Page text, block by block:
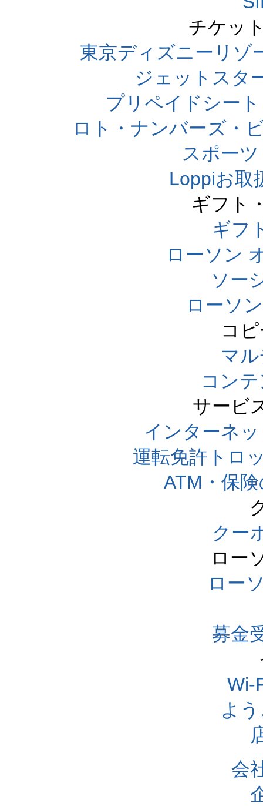
チケッ
東京ディズニーリゾ
ジェットスタ
プリペイドシー
ロト・ナンバーズ・
スポー
Loppiお取
ギフト
ギフ
ローソン
ソー
ローソ
コ
マ
コン
サービ
インターネ
運転免許トロ
ATM・保
クー
ロー
ロー
募金
Wi-
よ
会